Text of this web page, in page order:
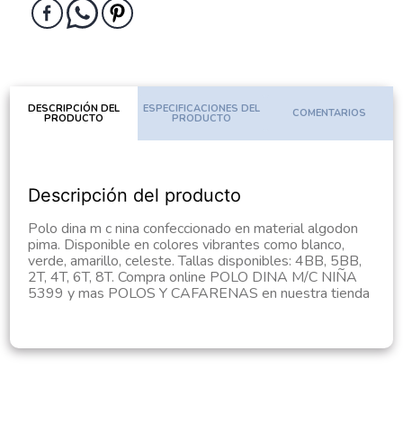
DESCRIPCIÓN DEL
PRODUCTO
ESPECIFICACIONES DEL
PRODUCTO COMENTARIOS
Descripción del producto
Polo dina m c nina confeccionado en material algodon
pima. Disponible en colores vibrantes como blanco,
verde, amarillo, celeste. Tallas disponibles: 4BB, 5BB,
2T, 4T, 6T, 8T. Compra online POLO DINA M/C NIÑA
5399 y mas POLOS Y CAFARENAS en nuestra tienda